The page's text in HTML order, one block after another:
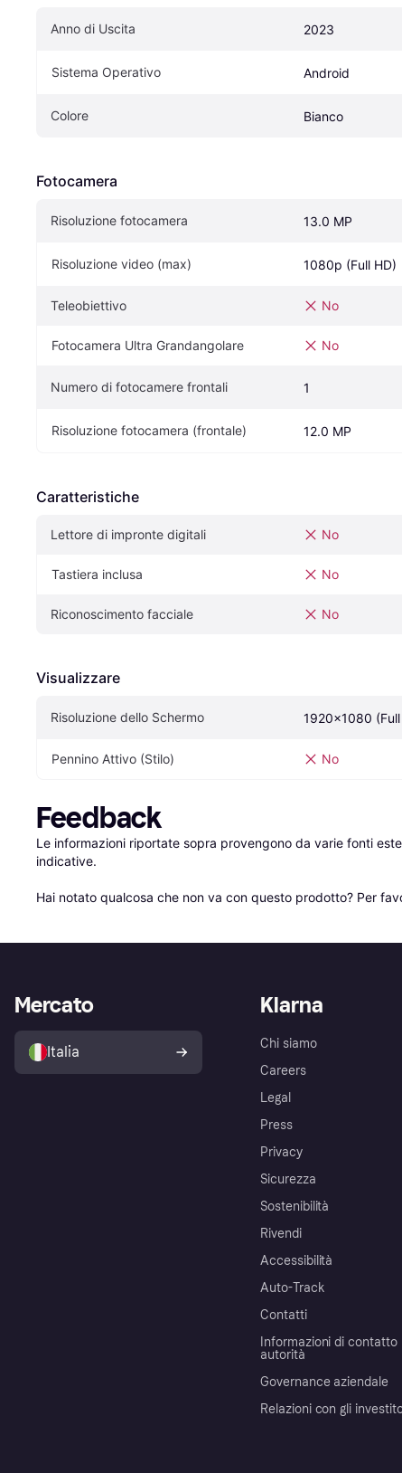
Anno di Uscita 2023
Sistema Operativo Android
Colore Bianco
Fotocamera
Risoluzione fotocamera 13.0 MP
Risoluzione video (max) 1080p (Full HD)
Teleobiettivo No
Fotocamera Ultra Grandangolare No
Numero di fotocamere frontali 1
Risoluzione fotocamera (frontale) 12.0 MP
Caratteristiche
Lettore di impronte digitali No
Tastiera inclusa No
Riconoscimento facciale No
Visualizzare
Risoluzione dello Schermo 1920x1080 (Full
Pennino Attivo (Stilo) No
Feedback
Le informazioni riportate sopra provengono da varie fonti
indicative.
Hai notato qualcosa che non va con questo prodotto? Per
Klarna
Chi siamo
Careers
Legal
Press
Privacy
Sicurezza
Sostenibilità
Rivendi
Accessibilità
Auto-Track
Contatti
Informazioni di contatto
autorità
Governance aziendale
Relazioni con gli
Mercato
Italia